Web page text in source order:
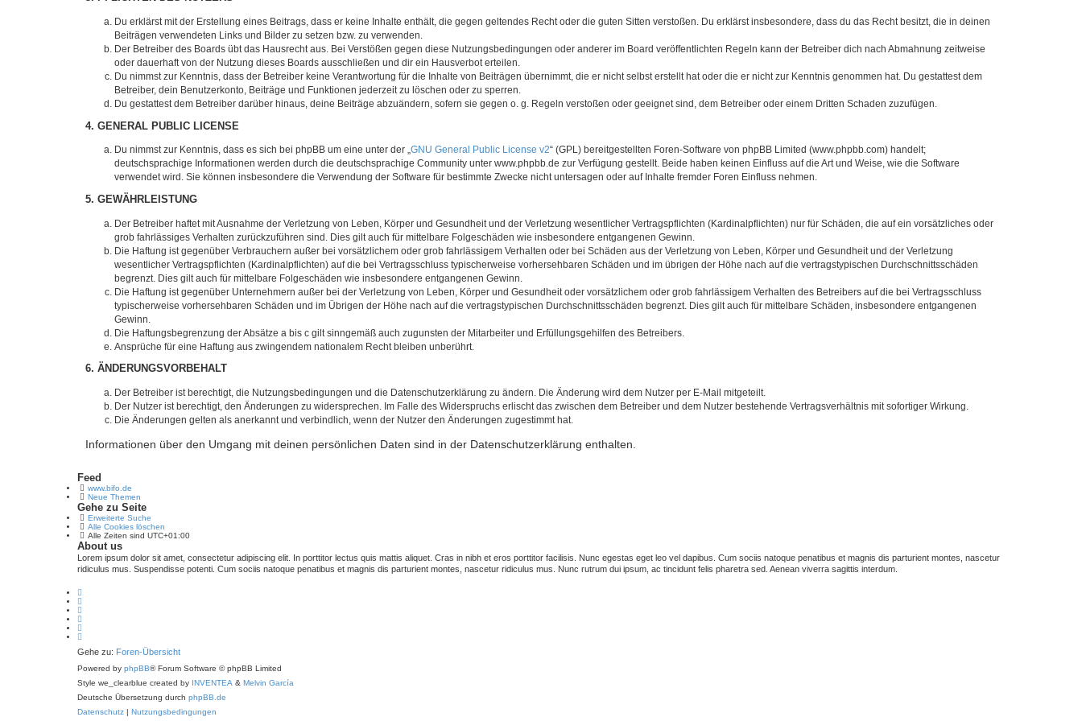
Du erklärst mit der Erstellung eines Beitrags, dass er keine Inhalte enthält, die gegen geltendes Recht oder die guten Sitten verstoßen. Du erklärst insbesondere, dass du das Recht besitzt, die in deinen
Beiträgen verwendeten Links und Bilder zu setzen bzw. zu verwenden.
Der Betreiber des Boards übt das Hausrecht aus. Bei Verstößen gegen diese Nutzungsbedingungen oder anderer im Board veröffentlichten Regeln kann der Betreiber dich nach Abmahnung zeitweise
oder dauerhaft von der Nutzung dieses Boards ausschließen und dir ein Hausverbot erteilen.
Du nimmst zur Kenntnis, dass der Betreiber keine Verantwortung für die Inhalte von Beiträgen übernimmt, die er nicht selbst erstellt hat oder die er nicht zur Kenntnis genommen hat. Du gestattest dem
Betreiber, dein Benutzerkonto, Beiträge und Funktionen jederzeit zu löschen oder zu sperren.
Du gestattest dem Betreiber darüber hinaus, deine Beiträge abzuändern, sofern sie gegen o. g. Regeln verstoßen oder geeignet sind, dem Betreiber oder einem Dritten Schaden zuzufügen.
4. GENERAL PUBLIC LICENSE
Du nimmst zur Kenntnis, dass es sich bei phpBB um eine unter der „GNU General Public License v2“ (GPL) bereitgestellten Foren-Software von phpBB Limited (www.phpbb.com) handelt;
deutschsprachige Informationen werden durch die deutschsprachige Community unter www.phpbb.de zur Verfügung gestellt. Beide haben keinen Einfluss auf die Art und Weise, wie die Software
verwendet wird. Sie können insbesondere die Verwendung der Software für bestimmte Zwecke nicht untersagen oder auf Inhalte fremder Foren Einfluss nehmen.
5. GEWÄHRLEISTUNG
Der Betreiber haftet mit Ausnahme der Verletzung von Leben, Körper und Gesundheit und der Verletzung wesentlicher Vertragspflichten (Kardinalpflichten) nur für Schäden, die auf ein vorsätzliches oder
grob fahrlässiges Verhalten zurückzuführen sind. Dies gilt auch für mittelbare Folgeschäden wie insbesondere entgangenen Gewinn.
Die Haftung ist gegenüber Verbrauchern außer bei vorsätzlichem oder grob fahrlässigem Verhalten oder bei Schäden aus der Verletzung von Leben, Körper und Gesundheit und der Verletzung
wesentlicher Vertragspflichten (Kardinalpflichten) auf die bei Vertragsschluss typischerweise vorhersehbaren Schäden und im übrigen der Höhe nach auf die vertragstypischen Durchschnittsschäden
begrenzt. Dies gilt auch für mittelbare Folgeschäden wie insbesondere entgangenen Gewinn.
Die Haftung ist gegenüber Unternehmern außer bei der Verletzung von Leben, Körper und Gesundheit oder vorsätzlichem oder grob fahrlässigem Verhalten des Betreibers auf die bei Vertragsschluss
typischerweise vorhersehbaren Schäden und im Übrigen der Höhe nach auf die vertragstypischen Durchschnittsschäden begrenzt. Dies gilt auch für mittelbare Schäden, insbesondere entgangenen
Gewinn.
Die Haftungsbegrenzung der Absätze a bis c gilt sinngemäß auch zugunsten der Mitarbeiter und Erfüllungsgehilfen des Betreibers.
Ansprüche für eine Haftung aus zwingendem nationalem Recht bleiben unberührt.
6. ÄNDERUNGSVORBEHALT
Der Betreiber ist berechtigt, die Nutzungsbedingungen und die Datenschutzerklärung zu ändern. Die Änderung wird dem Nutzer per E-Mail mitgeteilt.
Der Nutzer ist berechtigt, den Änderungen zu widersprechen. Im Falle des Widerspruchs erlischt das zwischen dem Betreiber und dem Nutzer bestehende Vertragsverhältnis mit sofortiger Wirkung.
Die Änderungen gelten als anerkannt und verbindlich, wenn der Nutzer den Änderungen zugestimmt hat.
Informationen über den Umgang mit deinen persönlichen Daten sind in der Datenschutzerklärung enthalten.
Feed
www.bifo.de
Neue Themen
Gehe zu Seite
Erweiterte Suche
Alle Cookies löschen
Alle Zeiten sind UTC+01:00
About us
Lorem ipsum dolor sit amet, consectetur adipiscing elit. In porttitor lectus quis mattis aliquet. Cras in nibh et eros porttitor facilisis. Nunc egestas eget leo vel dapibus. Cum sociis natoque penatibus et magnis dis parturient montes, nascetur
ridiculus mus. Suspendisse potenti. Cum sociis natoque penatibus et magnis dis parturient montes, nascetur ridiculus mus. Nunc rutrum dui ipsum, ac tincidunt felis pharetra sed. Aenean viverra sagittis interdum.
Gehe zu: Foren-Übersicht
Powered by phpBB® Forum Software © phpBB Limited
Style we_clearblue created by INVENTEA & Melvin García
Deutsche Übersetzung durch phpBB.de
Datenschutz | Nutzungsbedingungen